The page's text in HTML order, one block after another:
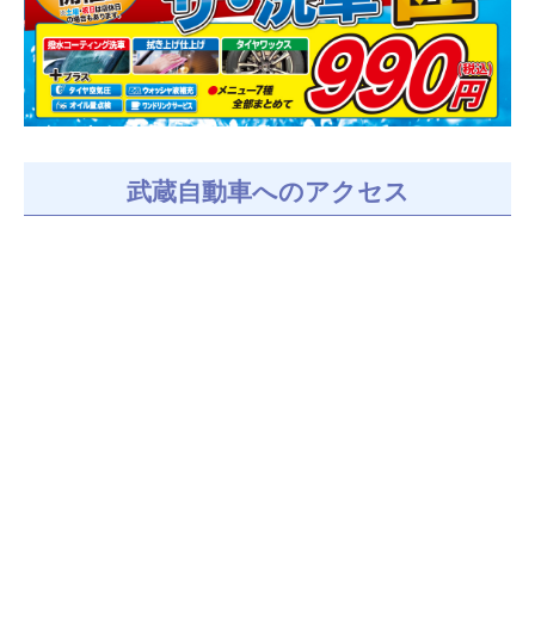
武蔵自動車へのアクセス